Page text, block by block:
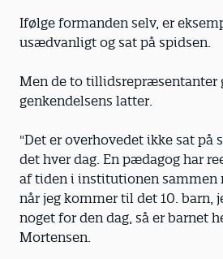
Ifølge formanden selv, er
usædvanligt og sat på spidsen.
Men de to tillidsrepræsentanter
genkendelsens latter.
"Det er overhovedet ikke sat på
det hver dag. En pædagog har
af tiden i institutionen sammen
når jeg kommer til det 10. barn,
noget for den dag, så er barnet
Mortensen.